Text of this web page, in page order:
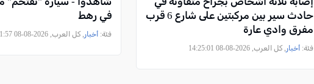
حادث سير بين مركبتين على شارع 6 قرب
مفرق وادي عارة
فئة: أخبار , كل العرب, 2026-08-08 14:25:01
في رهط
فئة: أخبار , كل العرب, 2026-08-08 12:21:57